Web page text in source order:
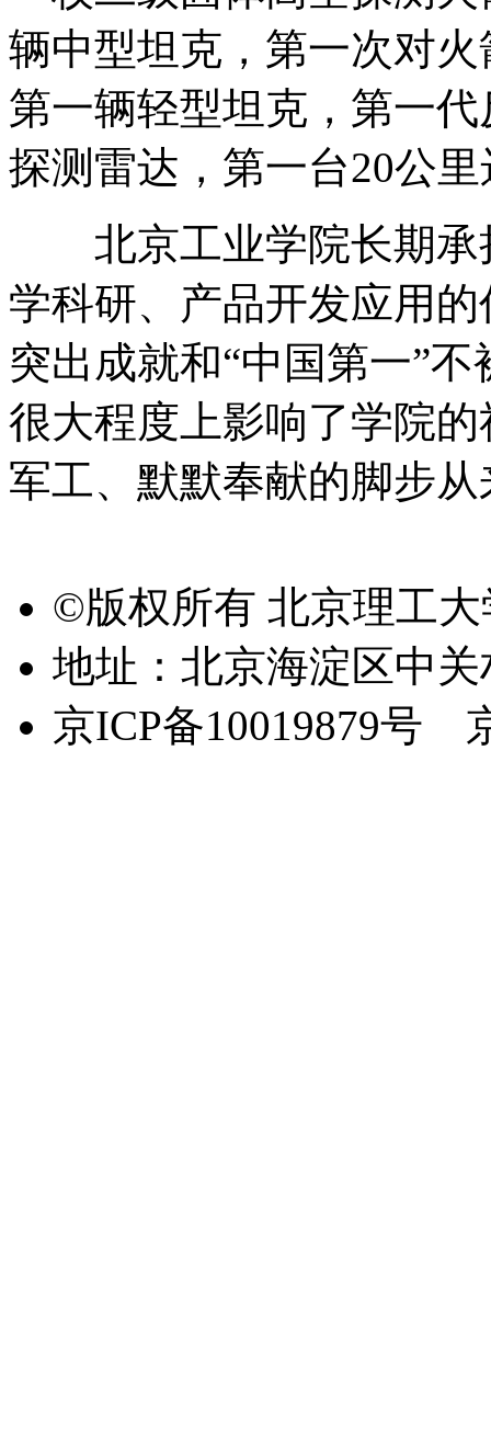
辆中型坦克，第一次对
第一辆轻型坦克，第一
探测雷达，第一台20公
北京工业学院长期承
学科研、产品开发应用
突出成就和“中国第一”
很大程度上影响了学院
军工、默默奉献的脚步
©版权所有 北京理工
地址：北京海淀区中
京ICP备10019879号